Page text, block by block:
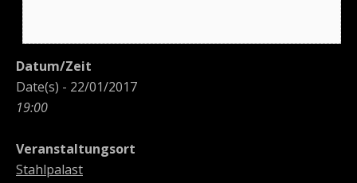
Datum/Zeit
Date(s) - 22/01/2017
19:00
Veranstaltungsort
Stahlpalast